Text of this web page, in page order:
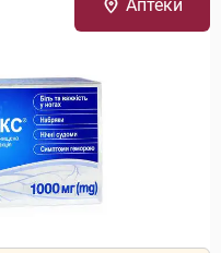
Аптеки